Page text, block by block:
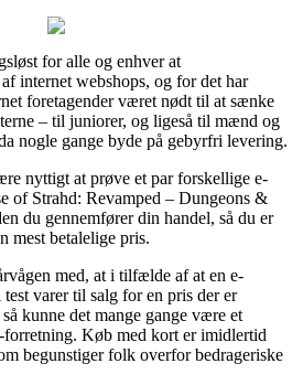
for alle og enhver at
internet webshops, og for det har
foretagender været nødt til at sænke
– til juniorer, og ligeså til mænd og
nogle gange byde på gebyrfri levering.
nyttigt at prøve et par forskellige e-
of Strahd: Revamped – Dungeons &
du gennemfører din handel, så du er
mest betalelige pris.
med, at i tilfælde af at en e-
varer til salg for en pris der er
kunne det mange gange være et
forretning. Køb med kort er imidlertid
begunstiger folk overfor bedrageriske